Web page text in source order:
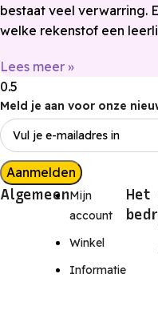
bestaat veel verwarring.
welke rekenstof een
Lees meer »
Meld je aan voor onze
Aanmelden
AlgemeenMijn
account
Winkel
Informatie
Het